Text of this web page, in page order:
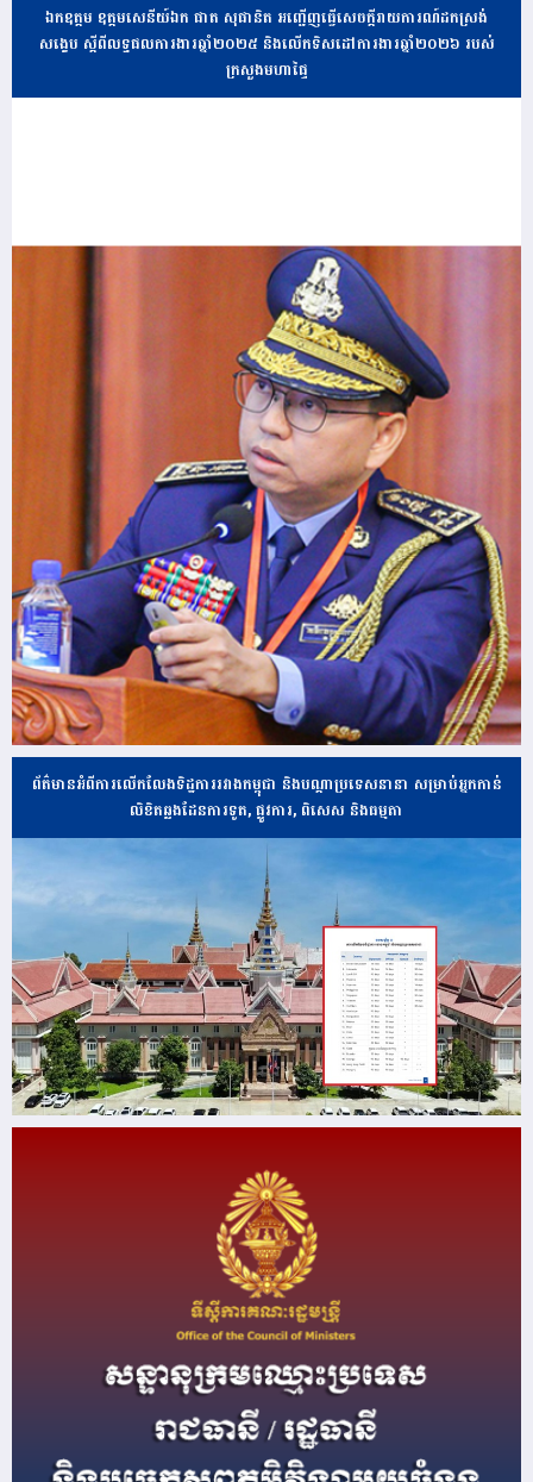
ឯកឧត្តម ឧត្តមសេនីយ៍ឯក ផាត សុផានិត អញ្ជើញធ្វើសេចក្តីរាយការណ៍ដកស្រង់
សង្ខេប ស្តីពីលទ្ធផលការងារឆ្នាំ២០២៥ និងលើកទិសដៅការងារឆ្នាំ២០២៦ របស់
ក្រសួងមហាផ្ទៃ
ព័ត៌មានអំពីការលើកលែងទិដ្ឋការរវាងកម្ពុជា និងបណ្ដាប្រទេសនានា សម្រាប់អ្នកកាន់
លិខិតឆ្លងដែនការទូត, ផ្លូវការ, ពិសេស និងធម្មតា